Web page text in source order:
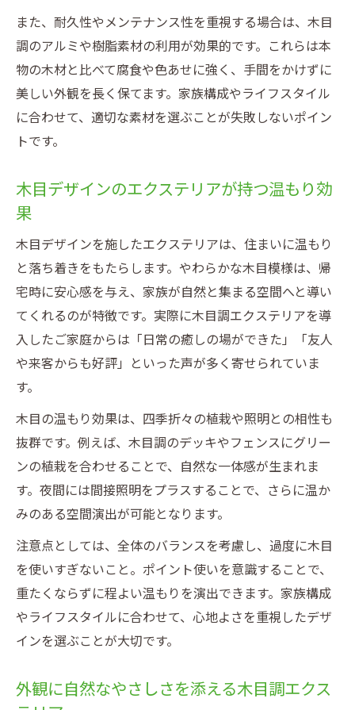
また、耐久性やメンテナンス性を重視する場合は、木目
調のアルミや樹脂素材の利用が効果的です。これらは本
物の木材と比べて腐食や色あせに強く、手間をかけずに
美しい外観を長く保てます。家族構成やライフスタイル
に合わせて、適切な素材を選ぶことが失敗しないポイン
トです。
木目デザインのエクステリアが持つ温もり効
果
木目デザインを施したエクステリアは、住まいに温もり
と落ち着きをもたらします。やわらかな木目模様は、帰
宅時に安心感を与え、家族が自然と集まる空間へと導い
てくれるのが特徴です。実際に木目調エクステリアを導
入したご家庭からは「日常の癒しの場ができた」「友人
や来客からも好評」といった声が多く寄せられていま
す。
木目の温もり効果は、四季折々の植栽や照明との相性も
抜群です。例えば、木目調のデッキやフェンスにグリー
ンの植栽を合わせることで、自然な一体感が生まれま
す。夜間には間接照明をプラスすることで、さらに温か
みのある空間演出が可能となります。
注意点としては、全体のバランスを考慮し、過度に木目
を使いすぎないこと。ポイント使いを意識することで、
重たくならずに程よい温もりを演出できます。家族構成
やライフスタイルに合わせて、心地よさを重視したデザ
インを選ぶことが大切です。
外観に自然なやさしさを添える木目調エクス